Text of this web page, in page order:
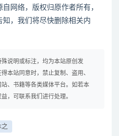
络，版权归原作者所有，
，我们将尽快删除相关内
说明或标注，均为本站原创发
本站同意时，禁止复制、盗用、
、书籍等各类媒体平台。如若本
，可联系我们进行处理。